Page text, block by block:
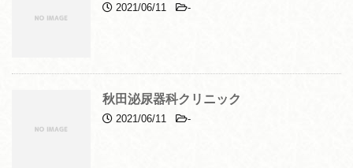
2021/06/11 -
秋田泌尿器科クリニック
2021/06/11 -